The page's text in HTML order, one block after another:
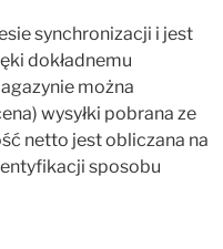
synchronizacji i jest
dokładnemu
można
wysyłki pobrana ze
netto jest obliczana na
sposobu